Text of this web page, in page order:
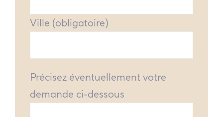
Ville (obligatoire)
Précisez éventuellement votre
demande ci-dessous